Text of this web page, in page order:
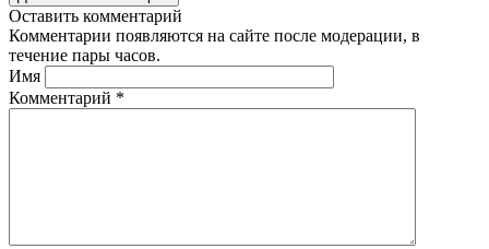
Оставить комментарий
Комментарии появляются на сайте после модерации, в
течение пары часов.
Имя
Комментарий *